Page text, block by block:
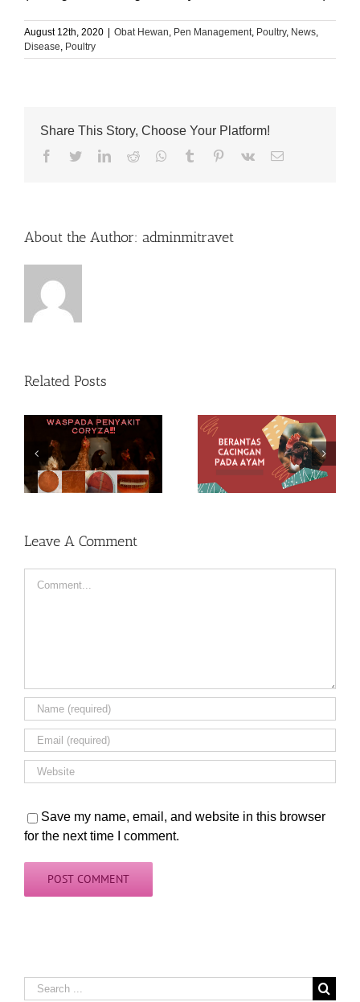
August 12th, 2020 | Obat Hewan Pen Management Poultry, News
Disease Poultry
Share This Story, Choose Your Platform!
Facebook
TwitterLinkedIn
Reddit Whatsapp
Tumblr Pinterest
Vk Email
About the Author: adminmitravet
Related Posts
BERANTAS
CACINGAN PADA
AYAM
EKSTRAK
KUNYIT UNTUK
MENJAGA
KESEHATAN
Leave A Comment
Comment
Save my name, email, and website in this browser
for the next time I comment.
Search